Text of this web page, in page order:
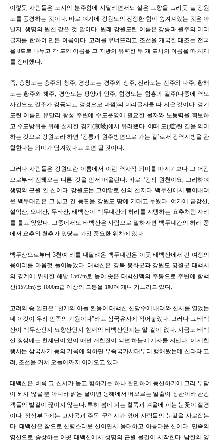
이렇듯 사람들은 도시의 분주함에 시달리면서도 실은 고향을 그리듯 늘 강원
도를 동경하는 것이다. 바로 여기에
강원도의 진정한 힘이 숨겨져있는 것은 아
닐지, 생명의 원천 같은 것 말이다. 원래 강원도란 이름은 강릉과 원주의 머리
글자를 합하여 만든 이름이다. 고려를 무너뜨리고 조선을 개국한 태조는 전국
을 8도로 나누고 각 도의 이름을 그 지방의 유력한 두 개 도시의 이름을 따 체제
를 정비했다.
즉, 충청도는 충주와 청주, 경상도는 경주와 상주, 전라도는 전주와 나주,황해
도는 황주와 해주, 평안도는 평양과 안주, 함경도는 함흥과 길주(나중에 역모
사건으로 길주가 강등되고 경성으로 바뀜)의 머리글자를 따 지은 것이다. 경기
도란 이름만 유달리 왕성 주변에
수도운영에 필요한 물자와 노동력을 확보하
고 수도방위를 위해 설치한 경기 (京畿)에서 유래했다. 이때 도(道)란 길을 의미
하는 것으로 강원도라 하면 ‘강릉과 원주방면으로 가는 길’로서 광역지방을 관
할한다는 의미가 담겨있다고 보면 될 것이다.
그러나 사람들은 강원도란 이름에서 이런 역사적 의미를 따지기보다 그 어감
으로부터 전해오는 다른 것을 먼저 떠올린다. 바로 ‘강의 원천이요, 그리하여
생명의 근원’인 산이다. 강원도는 그야말로 산의 천지다. 백두산에서 뻗어내려
온 백두대간은 그 넓고 긴 등판을 강원도 땅에 기대고 누웠다. 여기에 금강산,
설악산, 오대산, 두타산,태백산이 백두대간의 허리를 지탱하는 요추처럼 자리
를 틀고 앉았다. 그중에서도 태백산은 사람으로 말하자면 백두대간의 허리 중
에서 요추와 천추가 맞닿는 가장 중요한 위치에 있다.
백두산으로부터 3천여 리를 내달려온 백두대간은 이곳 태백산에서 긴 여정의
응어리를 마음껏 풀어놓았다.태백산은 경북 봉화군과 강원도 영월군·태백시
의 경계에 위치한 해발1567m로 높이 솟은 태백산맥의 주봉으로 주변에 함백
산(1573m)등 1000m급 이상의 고봉을 100여 개나 거느리고 있다.
고려의 승 일연은 “천제의 아들 환웅이 태백산 신당수에 내려와 신시를 열었는
데 이것이 우리 민족의 기원이다”라고 삼국유사에 적어놓았다. 그러나 그 태백
산이 백두산인지 묘향산인지 현재의 태백산인지는 알 길이 없다. 지금도 태백
산 정상에는 천제단이 있어 매년 개천절이 되면 하늘에 제사를 지낸다. 이 제천
행사는 삼국사기 등의 기록에 의하면 부족국가시대부터 행해왔는데 신라와 고
려, 조선을 거쳐 오늘에까지 이어오고 있다.
태백산은 비록 그 산세가 높고 험하기는 하나 완만하여 등산하기에 그리 부담
이 되지 않을 뿐 아니라 맑은 날이면 동해에서 떠오르는 일출이 장관이라 관광
객들의 발길이 끊이지 않는다. 특히 봄에 피는 철쭉과 겨울에 피는 눈꽃이 절경
이다. 정상부근에는 고사목과 주목 군락지가 있어 사람들의 눈길을 사로잡는
다. 태백산은 참으로 신령스러운 산이면서 웅대하고 아름다운 산이다. 민족의
영산으로 숭상하는 이곳 태백산에서 생명의 근원 물길이 시작한다. 남한의 양